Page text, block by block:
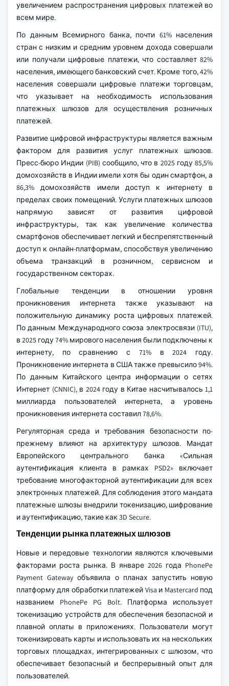
увеличением распространения цифровых платежей во
всем мире.
По данным Всемирного банка, почти 61% населения
стран с низким и средним уровнем дохода совершали
или получали цифровые платежи, что составляет 82%
населения, имеющего банковский счет. Кроме того, 42%
населения совершали цифровые платежи торговцам,
что указывает на необходимость использования
платежных шлюзов для осуществления розничных
платежей.
Развитие цифровой инфраструктуры является важным
фактором для развития услуг платежных шлюзов.
Пресс-бюро Индии (PIB) сообщило, что в 2025 году 85,5%
домохозяйств в Индии имели хотя бы один смартфон, а
86,3% домохозяйств имели доступ к интернету в
пределах своих помещений. Услуги платежных шлюзов
напрямую зависят от развития цифровой
инфраструктуры, так как увеличение количества
смартфонов обеспечивает легкий и беспрепятственный
доступ к онлайн-платформам, способствуя увеличению
объема транзакций в розничном, сервисном и
государственном секторах.
Глобальные тенденции в отношении уровня
проникновения интернета также указывают на
положительную динамику роста цифровых платежей.
По данным Международного союза электросвязи (ITU),
в 2025 году 74% мирового населения были подключены к
интернету, по сравнению с 71% в 2024 году.
Проникновение интернета в США также превысило 94%.
По данным Китайского центра информации о сетях
Интернет (CNNIC), в 2024 году в Китае насчитывалось 1,1
миллиарда пользователей интернета, а уровень
проникновения интернета составил 78,6%.
Регуляторная среда и требования безопасности по-
прежнему влияют на архитектуру шлюзов. Мандат
Европейского центрального банка «Сильная
аутентификация клиента в рамках PSD2» включает
требование многофакторной аутентификации для всех
электронных платежей. Для соблюдения этого мандата
платежные шлюзы внедрили токенизацию, шифрование
и аутентификацию, такие как 3D Secure.
Тенденции рынка платежных шлюзов
Новые и передовые технологии являются ключевыми
факторами роста рынка. В январе 2026 года PhonePe
Payment Gateway объявила о планах запустить новую
платформу для обработки платежей Visa и Mastercard под
названием PhonePe PG Bolt. Платформа использует
токенизацию устройств для обеспечения безопасной и
плавной оплаты в приложениях. Пользователи могут
токенизировать карты и использовать их на нескольких
торговых площадках, интегрированных с шлюзом, что
обеспечивает безопасный и беспрерывный опыт для
пользователей.